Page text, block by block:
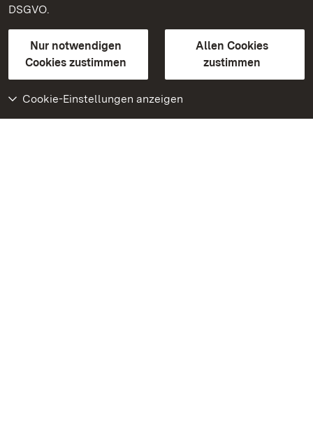
DSGVO.
Nur notwendigen
Cookies zustimmen
Allen Cookies
zustimmen
Cookie-Einstellungen anzeigen
Kontakt
GebärdenspracheLeichte Sprache
Erklärung zur Barrierefreiheit
BITV-konform (geprüfte Seiten)
Weiteres